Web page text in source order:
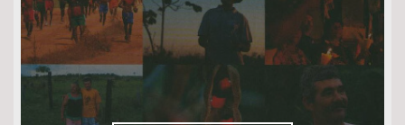
Subtema
Área de Levantamento